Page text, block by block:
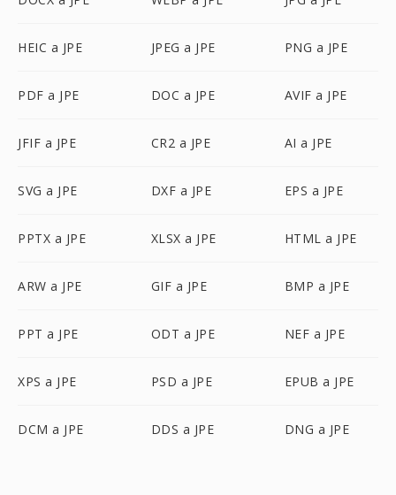
HEIC a JPE JPEG a JPE PNG a JPE
PDF a JPE DOC a JPE AVIF a JPE
JFIF a JPE CR2 a JPE AI a JPE
SVG a JPE DXF a JPE EPS a JPE
PPTX a JPE XLSX a JPE HTML a JPE
ARW a JPE GIF a JPE BMP a JPE
PPT a JPE ODT a JPE NEF a JPE
XPS a JPE PSD a JPE EPUB a JPE
DCM a JPE DDS a JPE DNG a JPE